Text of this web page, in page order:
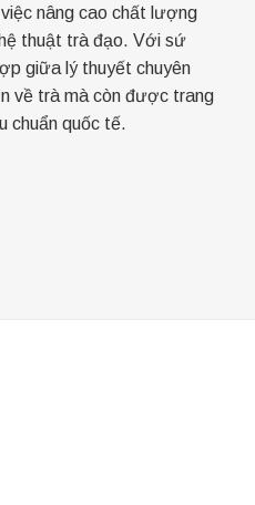
nâng cao chất lượng
thuật trà đạo. Với sứ
giữa lý thuyết chuyên
về trà mà còn được trang
chuẩn quốc tế.